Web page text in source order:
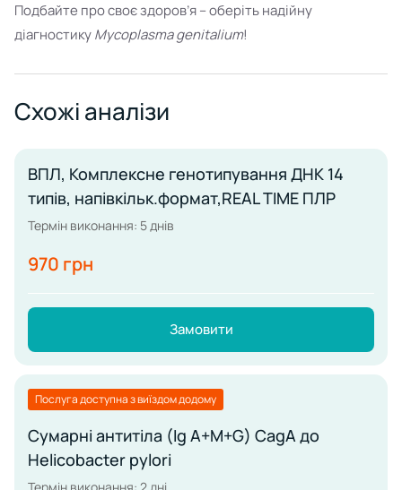
Подбайте про своє здоров’я – оберіть надійну
діагностикуMycoplasma genitalium!
Схожі аналізи
ВПЛ, Комплексне генотипування ДНК 14
типів, напівкільк.формат,REAL TIME ПЛР
Термін виконання: 5 днів
970 грн
Замовити
Послуга доступна з виїздом додому
Сумарні антитіла (Ig А+М+G) CagA до
Helicobacter pylori